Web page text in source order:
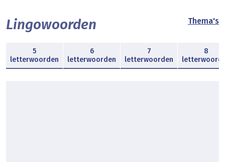
Lingowoorden Thema's
5
letterwoorden
6
letterwoorden
7
letterwoorden
8